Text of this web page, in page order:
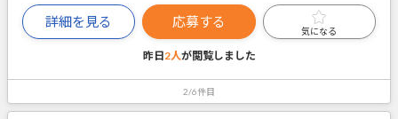
詳細を見る 応募する
気になる
昨日2人が閲覧しました
2/6件目